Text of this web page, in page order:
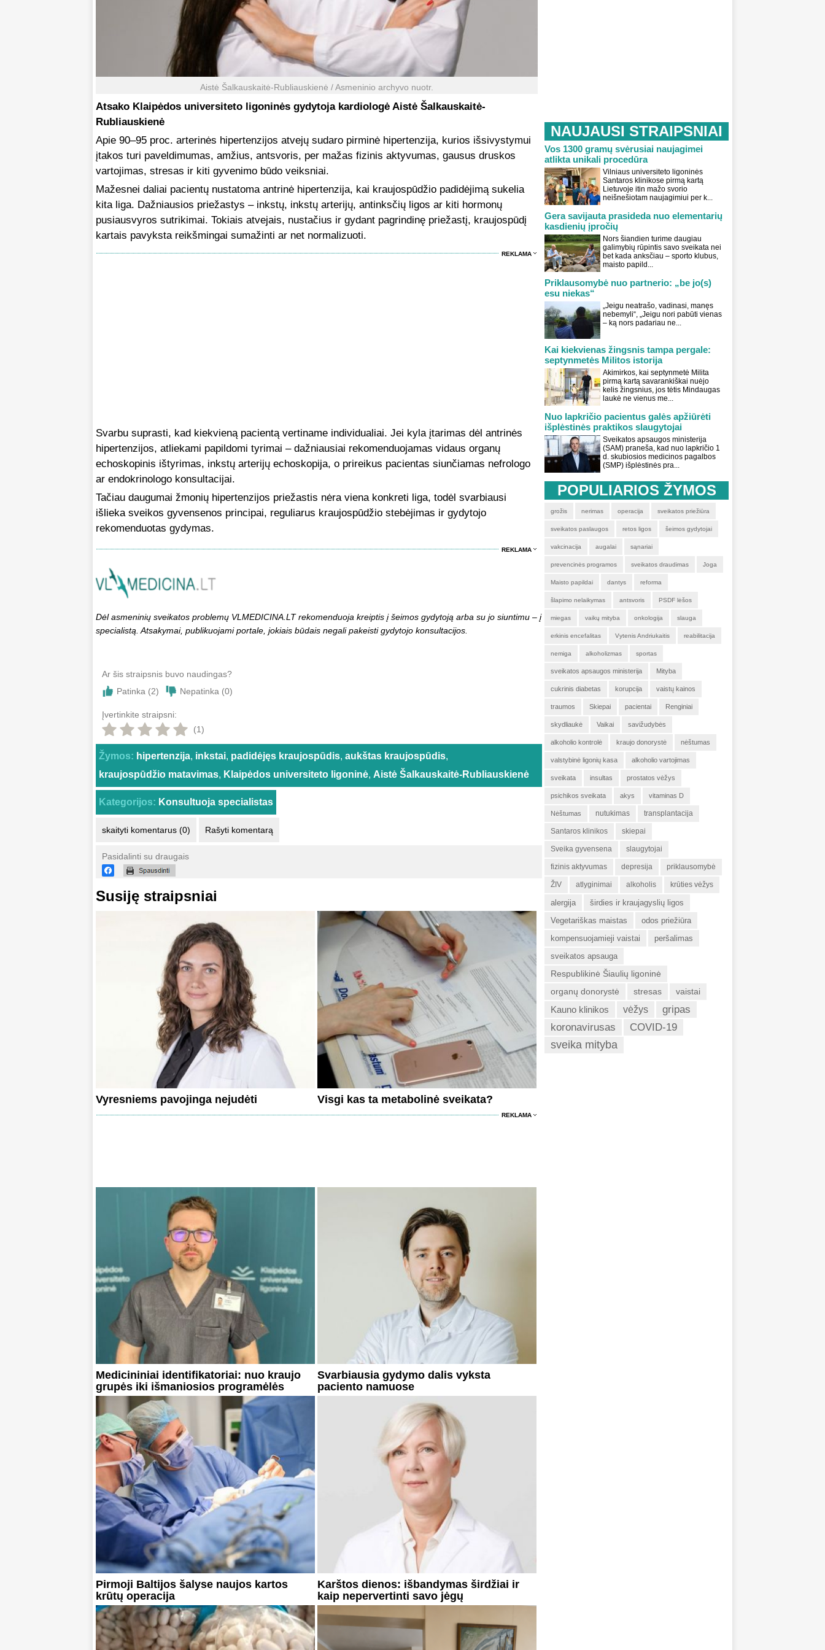
Aistė Šalkauskaitė-Rubliauskienė / Asmeninio archyvo nuotr.
Atsako Klaipėdos universiteto ligoninės gydytoja kardiologė Aistė Šalkauskaitė-
Rubliauskienė
Apie 90–95 proc. arterinės hipertenzijos atvejų sudaro pirminė hipertenzija, kurios išsivystymui
įtakos turi paveldimumas, amžius, antsvoris, per mažas fizinis aktyvumas, gausus druskos
vartojimas, stresas ir kiti gyvenimo būdo veiksniai.
Mažesnei daliai pacientų nustatoma antrinė hipertenzija, kai kraujospūdžio padidėjimą sukelia
kita liga. Dažniausios priežastys – inkstų, inkstų arterijų, antinksčių ligos ar kiti hormonų
pusiausvyros sutrikimai. Tokiais atvejais, nustačius ir gydant pagrindinę priežastį, kraujospūdį
kartais pavyksta reikšmingai sumažinti ar net normalizuoti.
REKLAMA
Svarbu suprasti, kad kiekvieną pacientą vertiname individualiai. Jei kyla įtarimas dėl antrinės
hipertenzijos, atliekami papildomi tyrimai – dažniausiai rekomenduojamas vidaus organų
echoskopinis ištyrimas, inkstų arterijų echoskopija, o prireikus pacientas siunčiamas nefrologo
ar endokrinologo konsultacijai.
Tačiau daugumai žmonių hipertenzijos priežastis nėra viena konkreti liga, todėl svarbiausi
išlieka sveikos gyvensenos principai, reguliarus kraujospūdžio stebėjimas ir gydytojo
rekomenduotas gydymas.
REKLAMA
Dėl asmeninių sveikatos problemų VLMEDICINA.LT rekomenduoja kreiptis į šeimos gydytoją arba su jo siuntimu – į
specialistą. Atsakymai, publikuojami portale, jokiais būdais negali pakeisti gydytojo konsultacijos.
Ar šis straipsnis buvo naudingas?
Patinka (2) Nepatinka (0)
Įvertinkite straipsni:
(1)
Žymos: hipertenzija, inkstai, padidėjęs kraujospūdis, aukštas kraujospūdis,
kraujospūdžio matavimas, Klaipėdos universiteto ligoninė, Aistė Šalkauskaitė-Rubliauskienė
Kategorijos: Konsultuoja specialistas
skaityti komentarus (0) Rašyti komentarą
Pasidalinti su draugais
Susiję straipsniai
Vyresniems pavojinga nejudėti Visgi kas ta metabolinė sveikata?
REKLAMA
Medicininiai identifikatoriai: nuo kraujo
grupės iki išmaniosios programėlės
Svarbiausia gydymo dalis vyksta
paciento namuose
Pirmoji Baltijos šalyse naujos kartos
krūtų operacija
Karštos dienos: išbandymas širdžiai ir
kaip nepervertinti savo jėgų
NAUJAUSI STRAIPSNIAI
Vos 1300 gramų svėrusiai naujagimei
atlikta unikali procedūra
Vilniaus universiteto ligoninės
Santaros klinikose pirmą kartą
Lietuvoje itin mažo svorio
neišnešiotam naujagimiui per k...
Gera savijauta prasideda nuo elementarių
kasdienių įpročių
Nors šiandien turime daugiau
galimybių rūpintis savo sveikata nei
bet kada anksčiau – sporto klubus,
maisto papild...
Priklausomybė nuo partnerio: „be jo(s)
esu niekas“
„Jeigu neatrašo, vadinasi, manęs
nebemyli“, „Jeigu nori pabūti vienas
– ką nors padariau ne...
Kai kiekvienas žingsnis tampa pergale:
septynmetės Militos istorija
Akimirkos, kai septynmetė Milita
pirmą kartą savarankiškai nuėjo
kelis žingsnius, jos tėtis Mindaugas
laukė ne vienus me...
Nuo lapkričio pacientus galės apžiūrėti
išplėstinės praktikos slaugytojai
Sveikatos apsaugos ministerija
(SAM) praneša, kad nuo lapkričio 1
d. skubiosios medicinos pagalbos
(SMP) išplėstinės pra...
POPULIARIOS ŽYMOS
grožis nerimas operacija sveikatos priežiūra
sveikatos paslaugos retos ligos šeimos gydytojai
vakcinacija augalai sąnariai
prevencinės programos sveikatos draudimas Joga
Maisto papildai dantys reforma
šlapimo nelaikymas antsvoris PSDF lėšos
miegas vaikų mityba onkologija slauga
erkinis encefalitas Vytenis Andriukaitis reabilitacija
nemiga alkoholizmas sportas
sveikatos apsaugos ministerija Mityba
cukrinis diabetas korupcija vaistų kainos
traumos Skiepai pacientai Renginiai
skydliaukė Vaikai savižudybės
alkoholio kontrolė kraujo donorystė nėštumas
valstybinė ligonių kasa alkoholio vartojimas
sveikata insultas prostatos vėžys
psichikos sveikata akys vitaminas D
Nėštumas nutukimas transplantacija
Santaros klinikos skiepai
Sveika gyvensena slaugytojai
fizinis aktyvumas depresija priklausomybė
ŽIV atlyginimai alkoholis krūties vėžys
alergija
širdies ir kraujagyslių ligos
Vegetariškas maistas
odos priežiūra
kompensuojamieji vaistai
peršalimas
sveikatos apsauga
Respublikinė Šiaulių ligoninė
organų donorystė
stresas vaistai
Kauno klinikos vėžys
gripas
koronavirusas
COVID-19
sveika mityba